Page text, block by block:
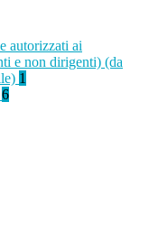
autorizzati ai
e non dirigenti) (da
1
6